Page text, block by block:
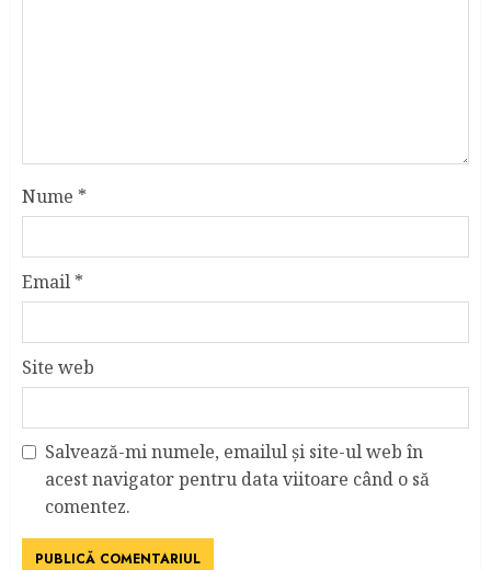
Nume *
Email *
Site web
Salvează-mi numele, emailul și site-ul web în
acest navigator pentru data viitoare când o să
comentez.